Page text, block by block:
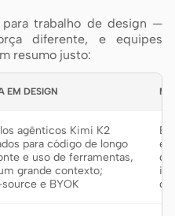
trabalho de design —
diferente, e equipes
resumo justo:
EM DESIGN
agênticos Kimi K2
para código de longo
e uso de ferramentas,
grande contexto;
e BYOK
de